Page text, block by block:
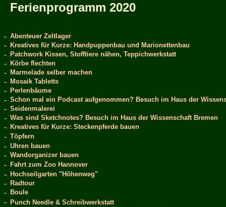
Ferienprogramm 2020
- Abenteuer Zeltlager
- Kreatives für Kurze: Handpuppenbau und Marionettenbau
- Patchwork Kissen, Stofftiere nähen, Teppichwerkstatt
- Körbe flechten
- Marmelade selber machen
- Mosaik Tabletts
- Perlenbäume
- Schon mal ein Podcast aufgenommen? Besuch im Haus der
- Seidenmalerei
- Was sind Sketchnotes? Besuch im Haus der Wissenschaft Bremen
- Kreatives für Kurze: Steckenpferde bauen
- Töpfern
- Uhren bauen
- Wandorganizer bauen
- Fahrt zum Zoo Hannover
- Hochseilgarten "Höhenweg"
- Radtour
- Boule
- Punch Needle & Schreibwerkstatt